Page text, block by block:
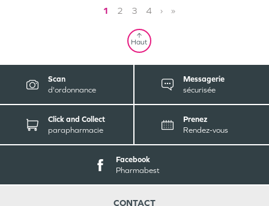
1 2 3 4 › »
Haut
Scan
d'ordonnance
Messagerie
sécurisée
Click and Collect
parapharmacie
Prenez
Rendez-vous
Facebook
Pharmabest
CONTACT